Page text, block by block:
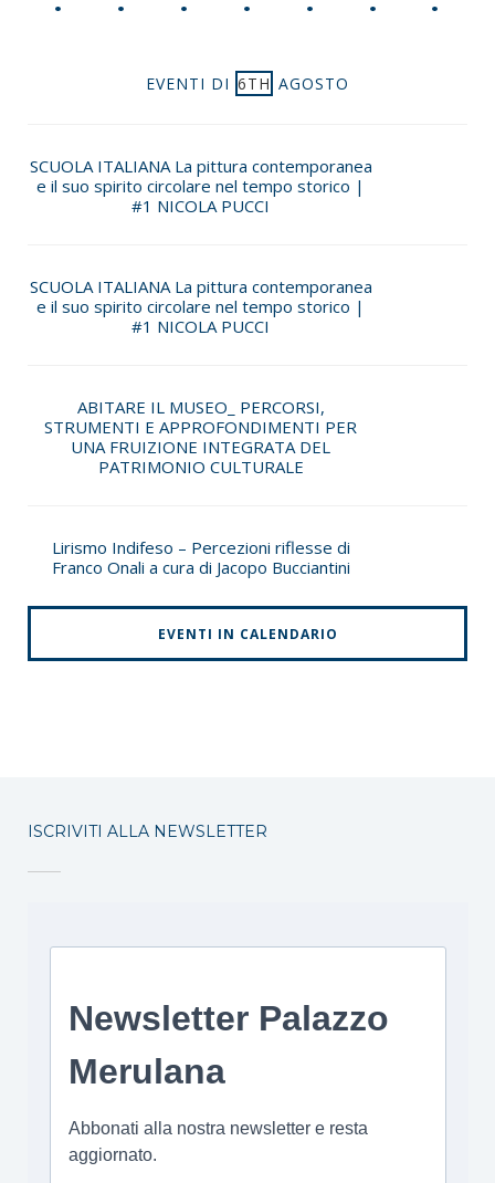
EVENTI DI 6TH AGOSTO
SCUOLA ITALIANA La pittura contemporanea
e il suo spirito circolare nel tempo storico |
#1 NICOLA PUCCI
SCUOLA ITALIANA La pittura contemporanea
e il suo spirito circolare nel tempo storico |
#1 NICOLA PUCCI
ABITARE IL MUSEO_ PERCORSI,
STRUMENTI E APPROFONDIMENTI PER
UNA FRUIZIONE INTEGRATA DEL
PATRIMONIO CULTURALE
Lirismo Indifeso – Percezioni riflesse di
Franco Onali a cura di Jacopo Bucciantini
EVENTI IN CALENDARIO
ISCRIVITI ALLA NEWSLETTER